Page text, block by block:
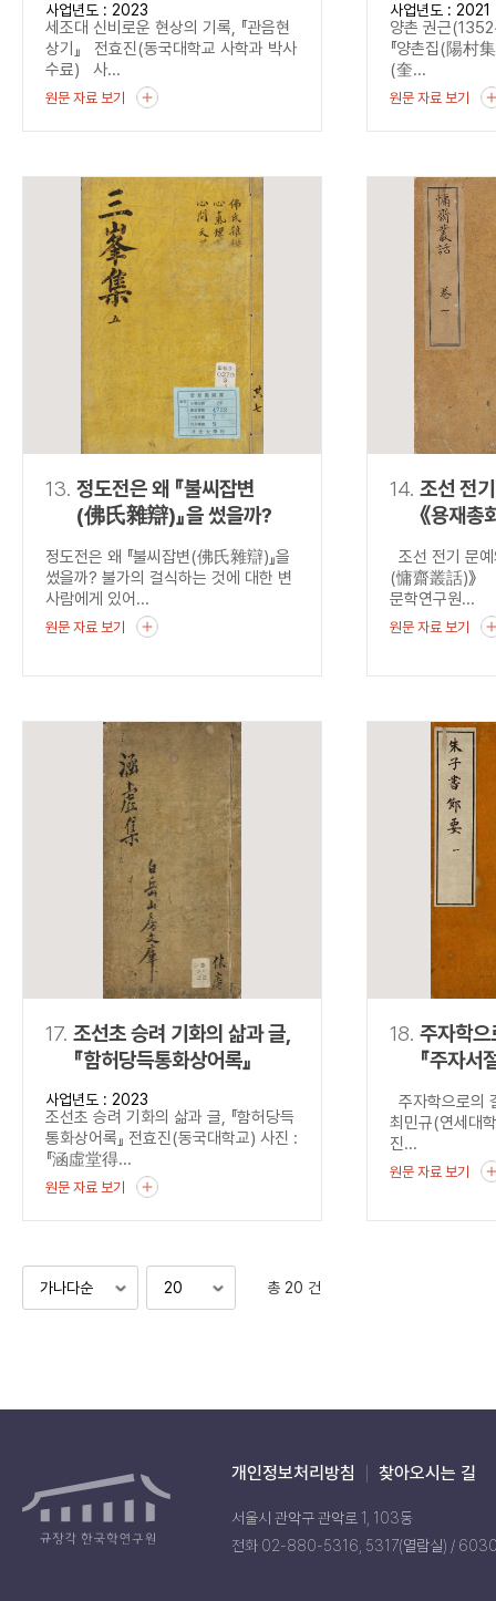
사업년도 : 2023
세조대 신비로운 현상의 기록, 『관음현
상기』 전효진(동국대학교 사학과 박사
수료) 사...
원문 자료 보기
사업년도 : 2021
양촌 권근
『양촌집(陽村集
(奎...
원문 자료 보기
13. 정도전은 왜 『불씨잡변
(佛氏雜辯)』을 썼을까?
정도전은 왜 『불씨잡변(佛氏雜辯)』을
썼을까? 불가의 걸식하는 것에 대한 변
사람에게 있어...
원문 자료 보기
14. 조선 전
《용재
조선 전기 문
(慵齋叢話)》
문학연구원...
원문 자료 보기
17. 조선초 승려 기화의 삶과 글,
『함허당득통화상어록』
사업년도 : 2023
조선초 승려 기화의 삶과 글, 『함허당득
통화상어록』 전효진(동국대학교) 사진 :
『涵虛堂得...
원문 자료 보기
18. 주자학
『주자서
주자학으로의
최민규(연세
진...
원문 자료 보기
총 20 건
개인정보처리방침 찾아오시는 길
서울시 관악구 관악로 1, 103동
전화 02-880-5316, 5317(열람실) /